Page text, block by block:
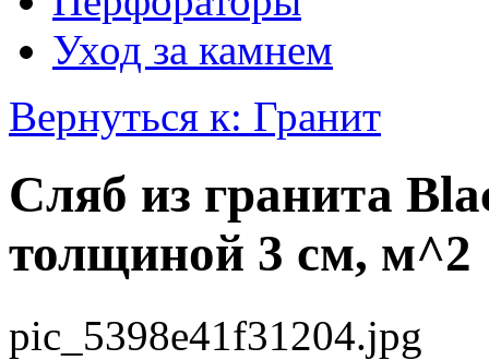
Уход за камнем
Вернуться к: Гранит
Сляб из гранита
толщиной 3 см, м^2
pic_5398e41f31204.jpg